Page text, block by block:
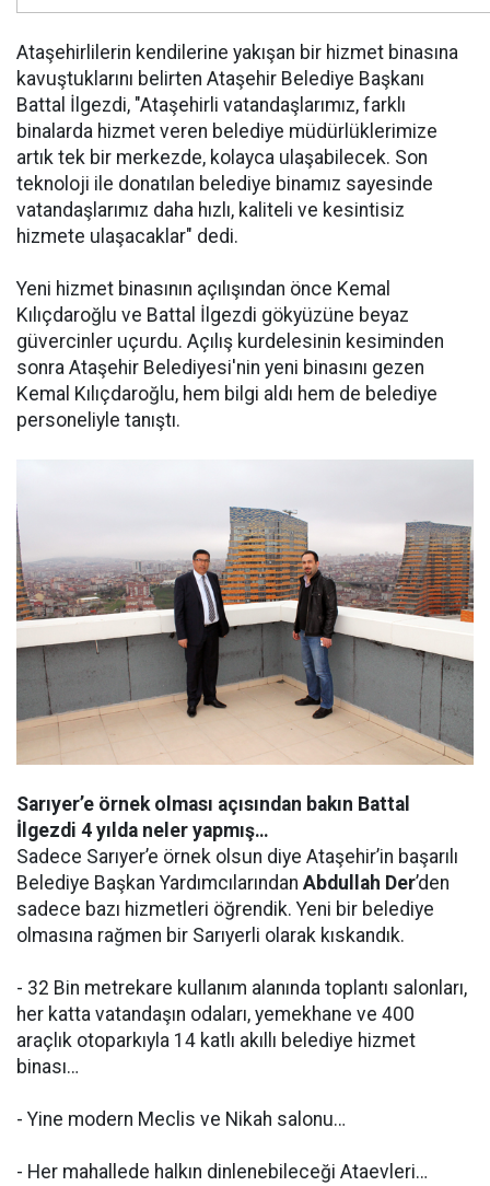
Ataşehirlilerin kendilerine yakışan bir hizmet binasına
kavuştuklarını belirten Ataşehir Belediye Başkanı
Battal İlgezdi, "Ataşehirli vatandaşlarımız, farklı
binalarda hizmet veren belediye müdürlüklerimize
artık tek bir merkezde, kolayca ulaşabilecek. Son
teknoloji ile donatılan belediye binamız sayesinde
vatandaşlarımız daha hızlı, kaliteli ve kesintisiz
hizmete ulaşacaklar" dedi.
Yeni hizmet binasının açılışından önce Kemal
Kılıçdaroğlu ve Battal İlgezdi gökyüzüne beyaz
güvercinler uçurdu. Açılış kurdelesinin kesiminden
sonra Ataşehir Belediyesi'nin yeni binasını gezen
Kemal Kılıçdaroğlu, hem bilgi aldı hem de belediye
personeliyle tanıştı.
Sarıyer’e örnek olması açısından bakın Battal
İlgezdi 4 yılda neler yapmış…
Sadece Sarıyer’e örnek olsun diye Ataşehir’in başarılı
Belediye Başkan Yardımcılarından Abdullah Der’den
sadece bazı hizmetleri öğrendik. Yeni bir belediye
olmasına rağmen bir Sarıyerli olarak kıskandık.
- 32 Bin metrekare kullanım alanında toplantı salonları,
her katta vatandaşın odaları, yemekhane ve 400
araçlık otoparkıyla 14 katlı akıllı belediye hizmet
binası…
- Yine modern Meclis ve Nikah salonu…
- Her mahallede halkın dinlenebileceği Ataevleri…